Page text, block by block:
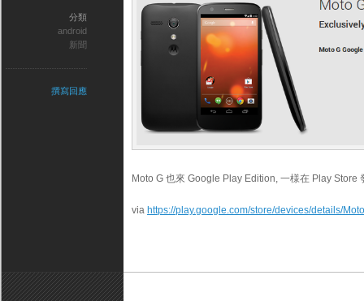
Moto G 也來 Google Play Edition, 一様在 Play
via https://play.google.com/store/devices/details/
分類
android
新聞
撰寫回應